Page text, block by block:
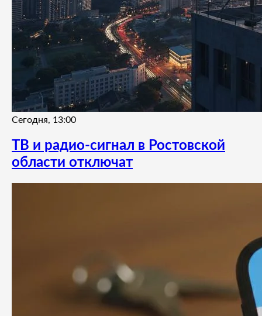
Сегодня, 13:00
ТВ и радио-сигнал в Ростовской
области отключат